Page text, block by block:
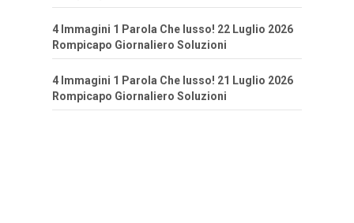
4 Immagini 1 Parola Che lusso! 22 Luglio 2026
Rompicapo Giornaliero Soluzioni
4 Immagini 1 Parola Che lusso! 21 Luglio 2026
Rompicapo Giornaliero Soluzioni